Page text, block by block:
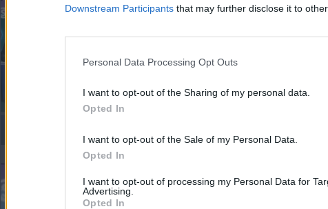
Downstream Participants that may further disclose it to
Personal Data Processing Opt Outs
I want to opt-out of the Sharing of my personal data.
Opted In
I want to opt-out of the Sale of my Personal Data.
Opted In
I want to opt-out of processing my Personal Data for
Advertising.
Opted In